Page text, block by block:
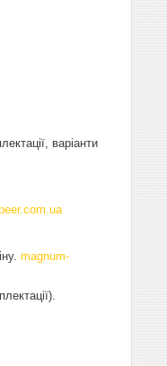
варіанти
magnum-